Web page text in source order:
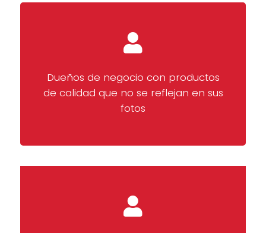
Dueños de negocio con productos
de calidad que no se reflejan en sus
fotos